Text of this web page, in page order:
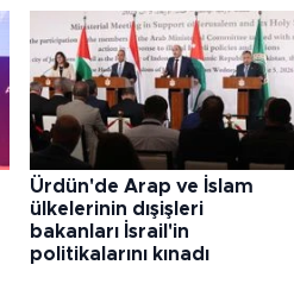
Ürdün'de Arap ve İslam
ülkelerinin dışişleri
bakanları İsrail'in
politikalarını kınadı